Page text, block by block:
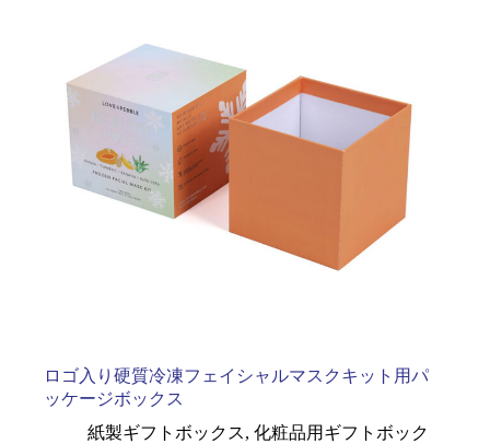
ロゴ入り硬質冷凍フェイシャルマスクキット用パ
ッケージボックス
紙製ギフトボックス, 化粧品用ギフトボック